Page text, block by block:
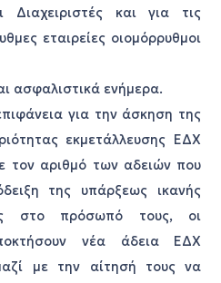
και για τις
εταιρείες οιομόρρυθμοι
ασφαλιστικά ενήμερα.
για την άσκηση της
εκμετάλλευσης ΕΔΧ
τον αριθμό των αδειών που
της υπάρξεως ικανής
στο πρόσωπό τους, οι
νέα άδεια ΕΔΧ
με την αίτησή τους να